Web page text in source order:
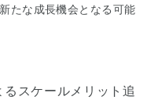
たな成長機会となる可能
スケールメリット追